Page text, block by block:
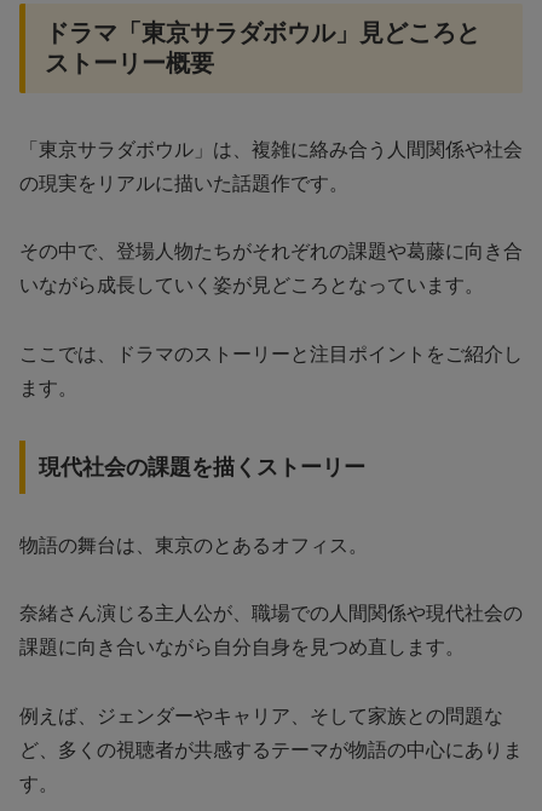
ドラマ「東京サラダボウル」見どころと
ストーリー概要
「東京サラダボウル」は、複雑に絡み合う人間関係や社会
の現実をリアルに描いた話題作です。
その中で、登場人物たちがそれぞれの課題や葛藤に向き合
いながら成長していく姿が見どころとなっています。
ここでは、ドラマのストーリーと注目ポイントをご紹介し
ます。
現代社会の課題を描くストーリー
物語の舞台は、東京のとあるオフィス。
奈緒さん演じる主人公が、職場での人間関係や現代社会の
課題に向き合いながら自分自身を見つめ直します。
例えば、ジェンダーやキャリア、そして家族との問題な
ど、多くの視聴者が共感するテーマが物語の中心にありま
す。